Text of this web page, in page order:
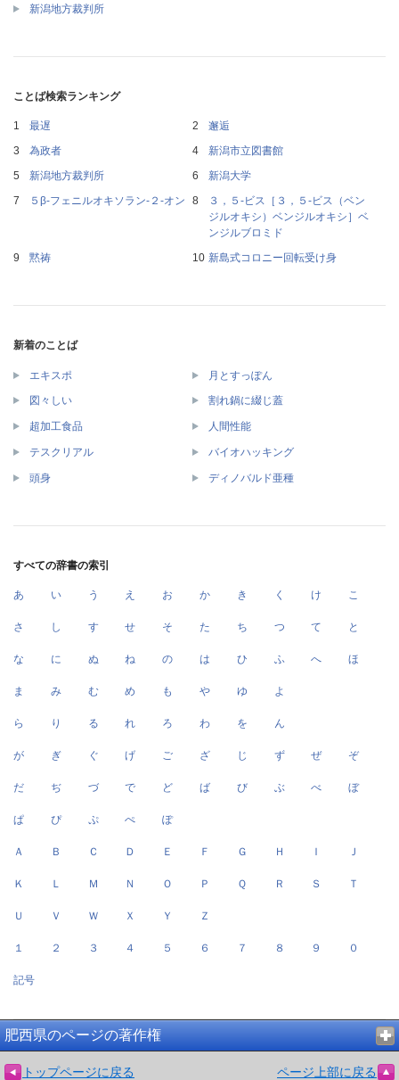
新潟地方裁判所
ことば検索ランキング
最遅
邂逅
為政者
新潟市立図書館
新潟地方裁判所
新潟大学
５β‐フェニルオキソラン‐２‐オン
３，５‐ビス［３，５‐ビス（ベン
ジルオキシ）ベンジルオキシ］ベ
ンジルブロミド
黙祷
新島式コロニー回転受け身
新着のことば
エキスポ 月とすっぽん
図々しい 割れ鍋に綴じ蓋
超加工食品 人間性能
テスクリアル バイオハッキング
頭身 ディノバルド亜種
すべての辞書の索引
あ い う え お か き く け こ
さ し す せ そ た ち つ て と
な に ぬ ね の は ひ ふ へ ほ
ま み む め も や ゆ よ
ら り る れ ろ わ を ん
が ぎ ぐ げ ご ざ じ ず ぜ ぞ
だ ぢ づ で ど ば び ぶ べ ぼ
ぱ ぴ ぷ ぺ ぽ
Ａ Ｂ Ｃ Ｄ Ｅ Ｆ Ｇ Ｈ Ｉ Ｊ
Ｋ Ｌ Ｍ Ｎ Ｏ Ｐ Ｑ Ｒ Ｓ Ｔ
Ｕ Ｖ Ｗ Ｘ Ｙ Ｚ
１ ２ ３ ４ ５ ６ ７ ８ ９ ０
記号
肥西県のページの著作権
トップページに戻る ページ上部に戻る